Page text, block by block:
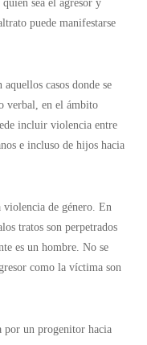
sea el agresor y
puede manifestarse
casos donde se
verbal, en el ámbito
incluir violencia entre
e incluso de hijos hacia
de género. En
tratos son perpetrados
es un hombre. No se
como la víctima son
por un progenitor hacia